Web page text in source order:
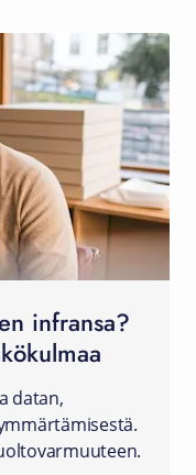
infransa?
datan,